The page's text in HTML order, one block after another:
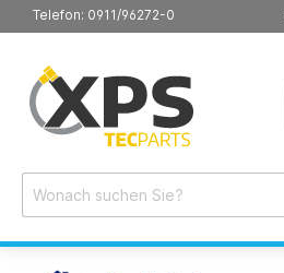
Telefon: 0911/96272-0